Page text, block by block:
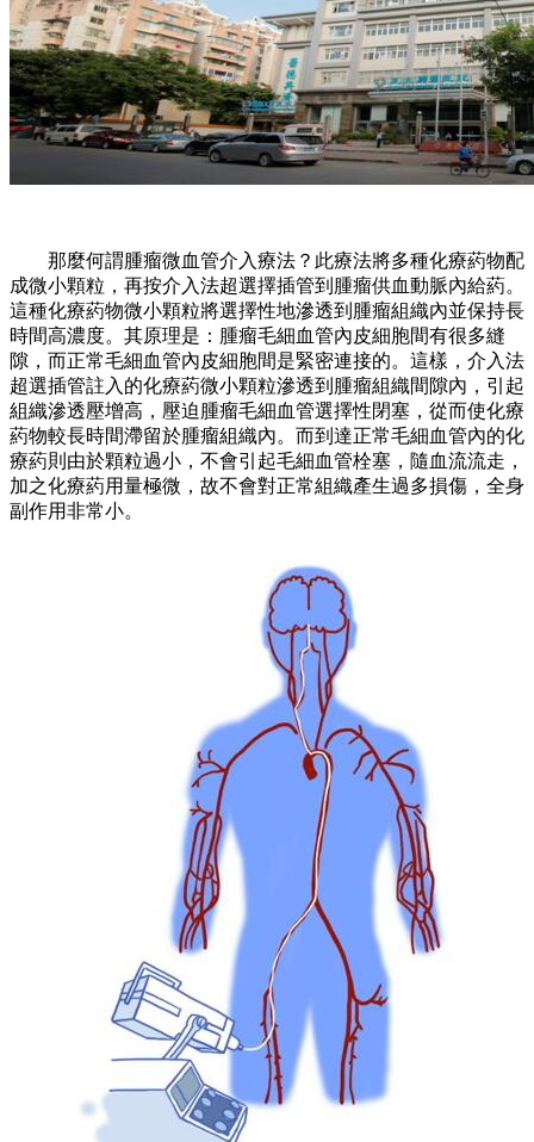
那麼何謂腫瘤微血管介入療法？此療法將多種化療葯物配
成微小顆粒，再按介入法超選擇插管到腫瘤供血動脈內給葯。
這種化療葯物微小顆粒將選擇性地滲透到腫瘤組織內並保持長
時間高濃度。其原理是：腫瘤毛細血管內皮細胞間有很多縫
隙，而正常毛細血管內皮細胞間是緊密連接的。這樣，介入法
超選插管註入的化療葯微小顆粒滲透到腫瘤組織間隙內，引起
組織滲透壓增高，壓迫腫瘤毛細血管選擇性閉塞，從而使化療
葯物較長時間滯留於腫瘤組織內。而到達正常毛細血管內的化
療葯則由於顆粒過小，不會引起毛細血管栓塞，隨血流流走，
加之化療葯用量極微，故不會對正常組織產生過多損傷，全身
副作用非常小。